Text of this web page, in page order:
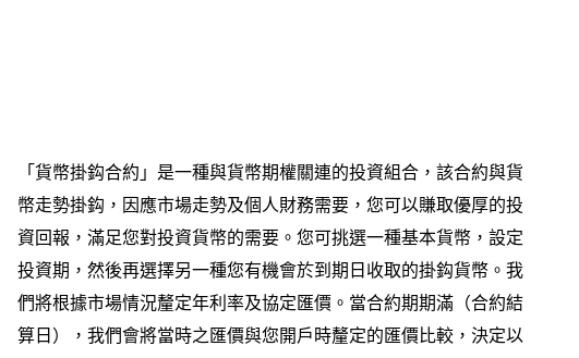
「貨幣掛鈎合約」是一種與貨幣期權關連的投資組合，該合約與貨
幣走勢掛鈎，因應市場走勢及個人財務需要，您可以賺取優厚的投
資回報，滿足您對投資貨幣的需要。您可挑選一種基本貨幣，設定
投資期，然後再選擇另一種您有機會於到期日收取的掛鈎貨幣。我
們將根據市場情況釐定年利率及協定匯價。當合約期期滿（合約結
算日），我們會將當時之匯價與您開戶時釐定的匯價比較，決定以